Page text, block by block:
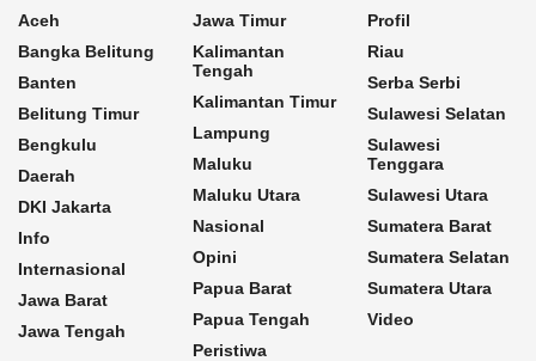
Aceh
Bangka Belitung
Banten
Belitung Timur
Bengkulu
Daerah
DKI Jakarta
Info
Internasional
Jawa Barat
Jawa Tengah
Jawa Timur
Kalimantan
Tengah
Kalimantan Timur
Lampung
Maluku
Maluku Utara
Nasional
Opini
Papua Barat
Papua Tengah
Peristiwa
Profil
Riau
Serba Serbi
Sulawesi Selatan
Sulawesi
Tenggara
Sulawesi Utara
Sumatera Barat
Sumatera Selatan
Sumatera Utara
Video